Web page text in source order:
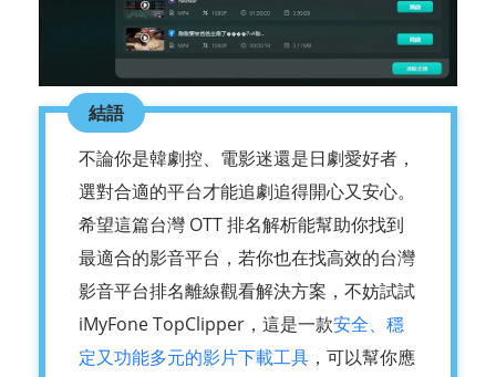
結語
不論你是韓劇控、電影迷還是日劇愛好者，
選對合適的平台才能追劇追得開心又安心。
希望這篇台灣 OTT 排名解析能幫助你找到
最適合的影音平台，若你也在找高效的台灣
影音平台排名離線觀看解決方案，不妨試試
iMyFone TopClipper，這是一款安全、穩
定又功能多元的影片下載工具 ，可以幫你應